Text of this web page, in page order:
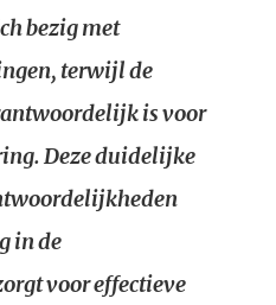
bezig met
terwijl de
is voor
Deze duidelijke
in de
voor effectieve